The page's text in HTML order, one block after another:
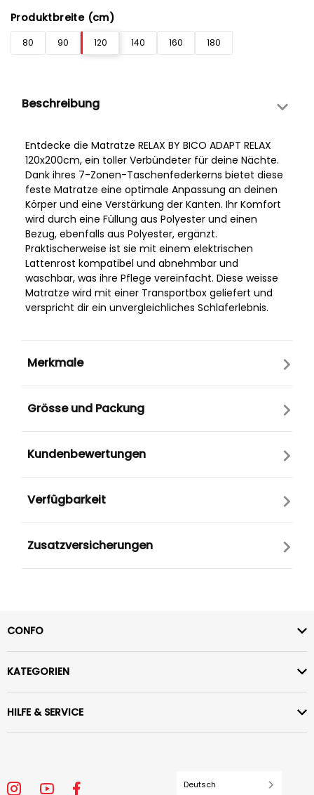
Produktbreite (cm)
80 90 120 140 160 180
Beschreibung
Entdecke die Matratze RELAX BY BICO ADAPT RELAX
120x200cm, ein toller Verbündeter für deine Nächte.
Dank ihres 7-Zonen-Taschenfederkerns bietet diese
feste Matratze eine optimale Anpassung an deinen
Körper und eine Verstärkung der Kanten. Ihr Komfort
wird durch eine Füllung aus Polyester und einen
Bezug, ebenfalls aus Polyester, ergänzt.
Praktischerweise ist sie mit einem elektrischen
Lattenrost kompatibel und abnehmbar und
waschbar, was ihre Pflege vereinfacht. Diese weisse
Matratze wird mit einer Transportbox geliefert und
verspricht dir ein unvergleichliches Schlaferlebnis.
Merkmale
Grösse und Packung
Kundenbewertungen
Verfügbarkeit
Zusatzversicherungen
CONFO
KATEGORIEN
HILFE & SERVICE
Deutsch